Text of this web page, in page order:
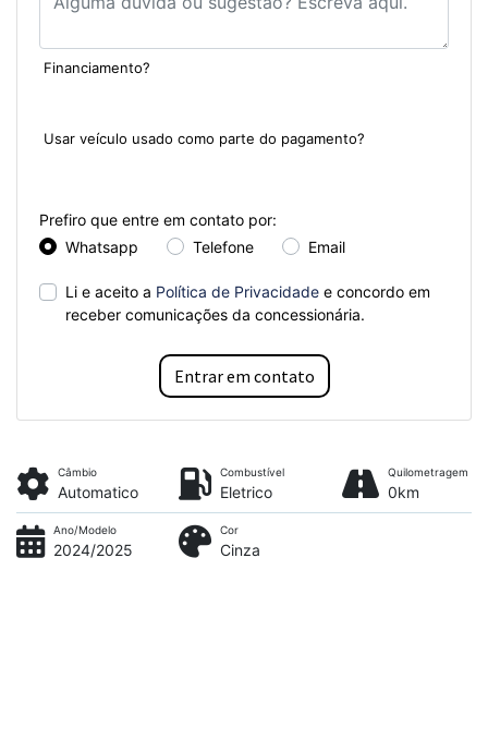
Financiamento?
Usar veículo usado como parte do pagamento?
Prefiro que entre em contato por:
Whatsapp
Telefone Email
Li e aceito a Política de Privacidade e concordo em
receber comunicações da concessionária.
Entrar em contato
Câmbio
Automatico
Combustível
Eletrico
Quilometragem
0km
Ano/Modelo
2024/2025
Cor
Cinza